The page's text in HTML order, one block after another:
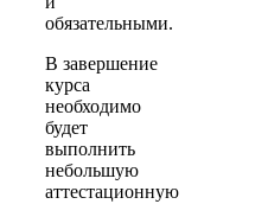
обязательными.
В завершение
курса
необходимо
будет
выполнить
небольшую
аттестационную